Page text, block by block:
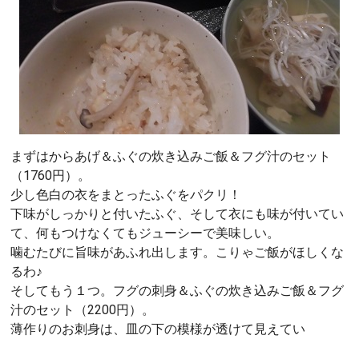
まずはからあげ＆ふぐの炊き込みご飯＆フグ汁のセット
（1760円）。
少し色白の衣をまとったふぐをパクリ！
下味がしっかりと付いたふぐ、そして衣にも味が付いてい
て、何もつけなくてもジューシーで美味しい。
噛むたびに旨味があふれ出します。こりゃご飯がほしくな
るわ♪
そしてもう１つ。フグの刺身＆ふぐの炊き込みご飯＆フグ
汁のセット（2200円）。
薄作りのお刺身は、皿の下の模様が透けて見えてい